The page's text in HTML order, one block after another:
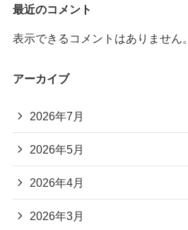
最近のコメント
表示できるコメントはありません。
アーカイブ
2026年7月
2026年5月
2026年4月
2026年3月